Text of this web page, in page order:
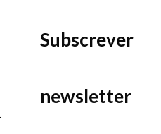
Subscrever
newsletter